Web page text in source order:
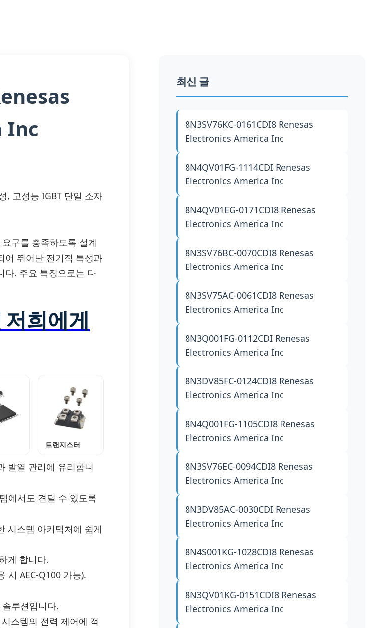
Inc
, 고성능 IGBT 단일 소자
구를 충족하도록 설계
어 뛰어난 전기적 특성과
다. 주요 특징으로는 다
저희에게
트랜지스터
발열 관리에 유리합니
에서도 견딜 수 있도록
시스템 아키텍처에 쉽게
게 합니다.
시 AEC-Q100 가능).
루션입니다.
스템의 전력 제어에 적
최신 글
8N3SV76KC-0161CDI8 Renesas
Electronics America Inc
8N4QV01FG-1114CDI Renesas
Electronics America Inc
8N4QV01EG-0171CDI8 Renesas
Electronics America Inc
8N3SV76BC-0070CDI8 Renesas
Electronics America Inc
8N3SV75AC-0061CDI8 Renesas
Electronics America Inc
8N3Q001FG-0112CDI Renesas
Electronics America Inc
8N3DV85FC-0124CDI8 Renesas
Electronics America Inc
8N4Q001FG-1105CDI8 Renesas
Electronics America Inc
8N3SV76EC-0094CDI8 Renesas
Electronics America Inc
8N3DV85AC-0030CDI Renesas
Electronics America Inc
8N4S001KG-1028CDI8 Renesas
Electronics America Inc
8N3QV01KG-0151CDI8 Renesas
Electronics America Inc